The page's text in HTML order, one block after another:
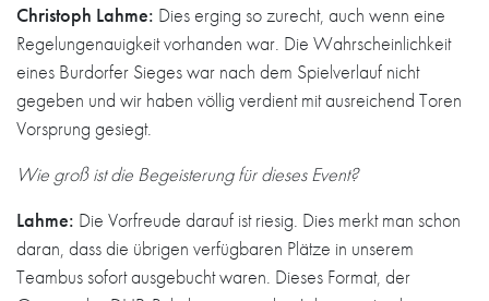
Christoph Lahme: Dies erging so zurecht, auch wenn eine
Regelungenauigkeit vorhanden war. Die Wahrscheinlichkeit
eines Burdorfer Sieges war nach dem Spielverlauf nicht
gegeben und wir haben völlig verdient mit ausreichend Toren
Vorsprung gesiegt.
Wie groß ist die Begeisterung für dieses Event?
Lahme: Die Vorfreude darauf ist riesig. Dies merkt man schon
daran, dass die übrigen verfügbaren Plätze in unserem
Teambus sofort ausgebucht waren. Dieses Format, der